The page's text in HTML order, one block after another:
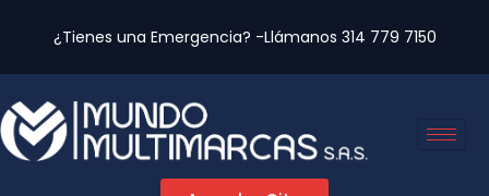
¿Tienes una Emergencia? -Llámanos 314 779 7150